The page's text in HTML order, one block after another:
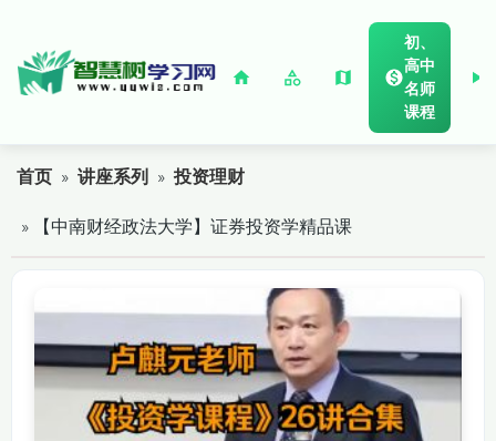
初、
高中
名师
课程
首页 »讲座系列 »投资理财
» 【中南财经政法大学】证券投资学精品课